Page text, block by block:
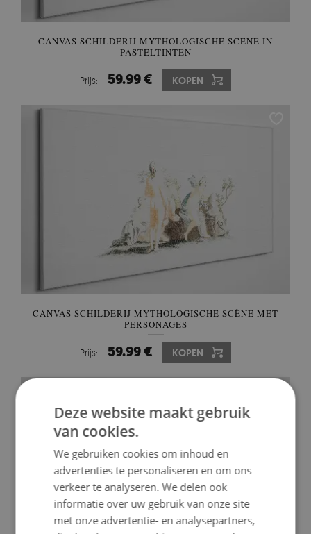
CANVAS SCHILDERIJ MYTHOLOGISCHE SCÈNE IN
PASTELTINTEN
Prijs: 59.99 € KOPEN
CANVAS SCHILDERIJ MYTHOLOGISCHE SCÈNE MET
PERSONAGES
Prijs: 59.99 € KOPEN
Deze website maakt gebruik
van cookies.
We gebruiken cookies om inhoud en
advertenties te personaliseren en om ons
verkeer te analyseren. We delen ook
informatie over uw gebruik van onze site
met onze advertentie- en analysepartners,